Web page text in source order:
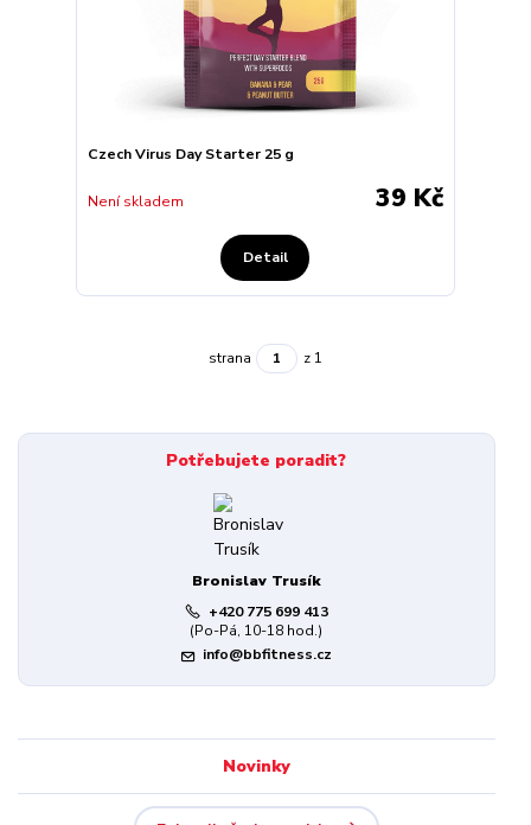
Czech Virus Day Starter 25 g
39 Kč
Není skladem
Detail
strana z 1
Potřebujete poradit?
Bronislav Trusík
+420 775 699 413
(Po-Pá, 10-18 hod.)
info@bbfitness.cz
Novinky